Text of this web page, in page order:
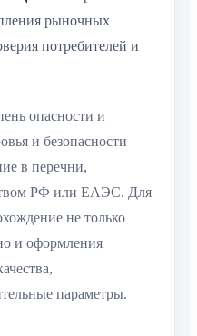
рыночных
потребителей и
опасности и
и безопасности
в перечни,
РФ или ЕАЭС. Для
не только
и оформления
параметры.